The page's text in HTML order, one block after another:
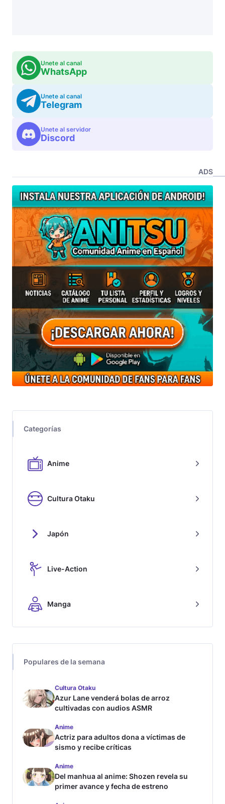
Unete al canal
WhatsApp
Unete al canal
Telegram
Unete al servidor
Discord
ADS
Categorías
Anime
Cultura Otaku
Japón
Live-Action
Manga
Populares de la semana
Cultura Otaku
Azur Lane venderá bolas de arroz
cultivadas con audios ASMR
Anime
Actriz para adultos dona a víctimas de
sismo y recibe críticas
Anime
Del manhua al anime: Shozen revela su
primer avance y fecha de estreno